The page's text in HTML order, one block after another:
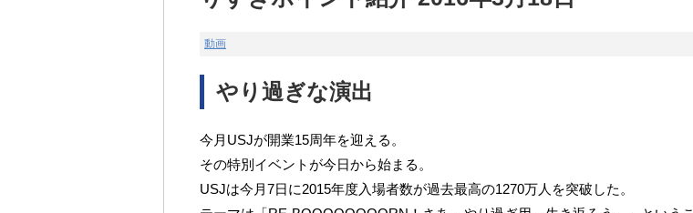
動画
やり過ぎな演出
今月USJが開業15周年を迎える。
その特別イベントが今日から始まる。
USJは今月7日に2015年度入場者数が過去最高の1270万人を突破した。